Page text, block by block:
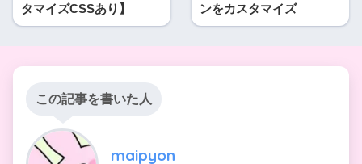
タマイズCSSあり】
ンをカスタマイズ
この記事を書いた人
maipyon